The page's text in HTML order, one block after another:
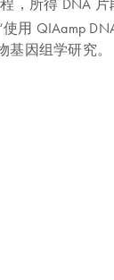
，所得 DNA
QIAamp
基因组学研究。